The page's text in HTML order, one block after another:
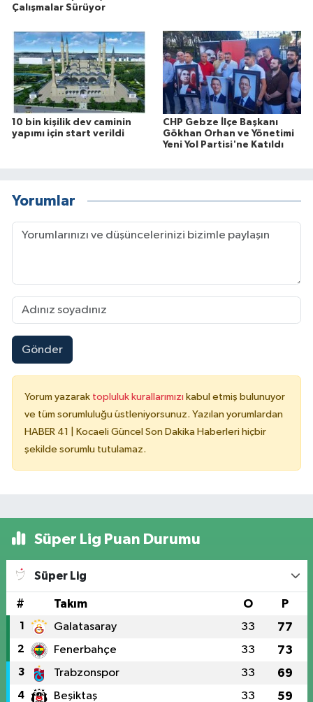
Çalışmalar Sürüyor
10 bin kişilik dev caminin
yapımı için start verildi
CHP Gebze İlçe Başkanı
Gökhan Orhan ve Yönetimi
Yeni Yol Partisi'ne Katıldı
Yorumlar
Gönder
Yorum yazarak topluluk kurallarımızı kabul etmiş bulunuyor
ve tüm sorumluluğu üstleniyorsunuz. Yazılan yorumlardan
HABER 41 | Kocaeli Güncel Son Dakika Haberleri hiçbir
şekilde sorumlu tutulamaz.
Süper Lig Puan Durumu
Süper Lig
# Takım O P
1 Galatasaray 33 77
2 Fenerbahçe 33 73
3 Trabzonspor 33 69
4 Beşiktaş 33 59